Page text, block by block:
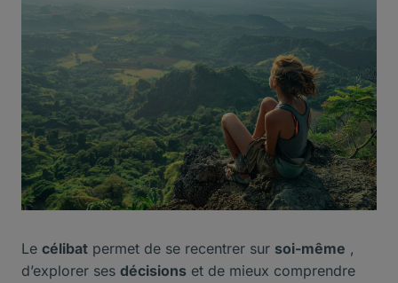
Le célibat permet de se recentrer sur soi-même ,
d’explorer ses décisions et de mieux comprendre